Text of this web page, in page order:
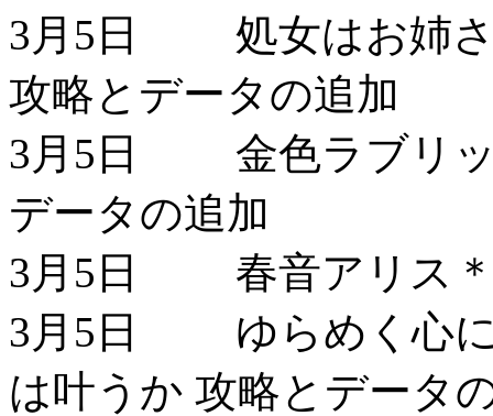
3月5日 処女はお姉さ
攻略とデータの追加
3月5日 金色ラブリッ
データの追加
3月5日 春音アリス＊
3月5日 ゆらめく心に
は叶うか 攻略とデータ